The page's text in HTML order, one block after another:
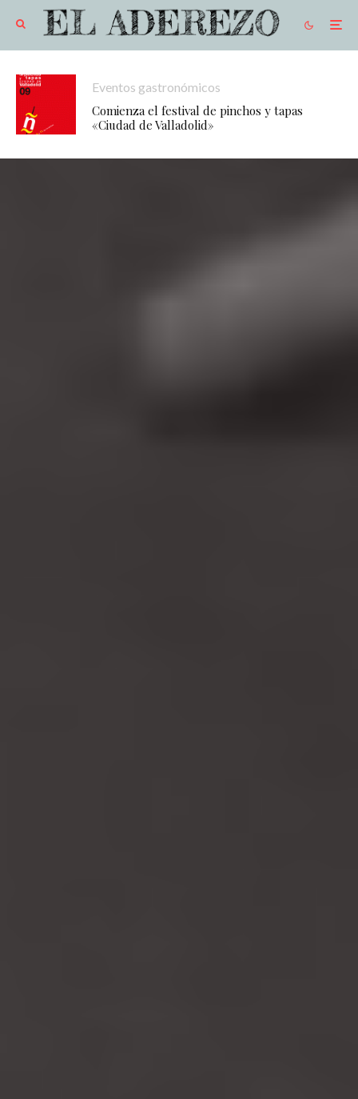
Eventos gastronómicos
Comienza el festival de pinchos y tapas
«Ciudad de Valladolid»